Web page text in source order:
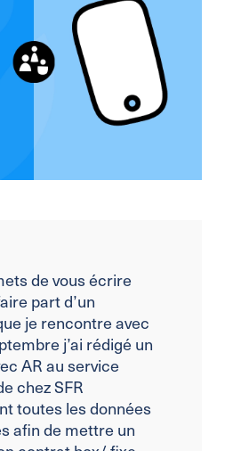
de vous écrire
part d’un
je rencontre avec
j’ai rédigé un
AR au service
chez SFR
toutes les données
afin de mettre un